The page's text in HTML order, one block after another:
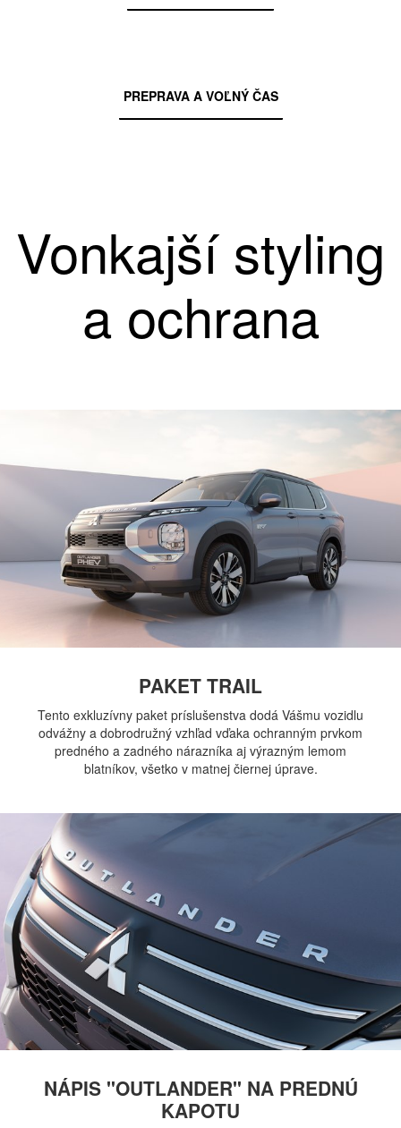
PREPRAVA A VOĽNÝ ČAS
Vonkajší styling
a ochrana
PAKET TRAIL
Tento exkluzívny paket príslušenstva dodá Vášmu vozidlu
odvážny a dobrodružný vzhľad vďaka ochranným prvkom
predného a zadného nárazníka aj výrazným lemom
blatníkov, všetko v matnej čiernej úprave.
NÁPIS "OUTLANDER" NA PREDNÚ
KAPOTU